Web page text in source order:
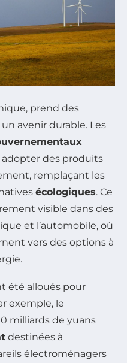
prend des
avenir durable. Les
des produits
remplaçant les
écologiques. Ce
visible dans des
et l’automobile, où
vers des options à
été alloués pour
exemple, le
milliards de yuans
destinées à
électroménagers